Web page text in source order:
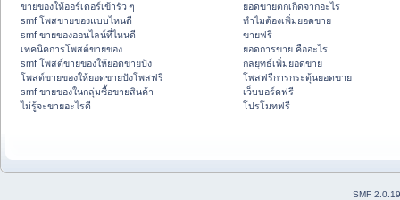
ขายของให้ออร์เดอร์เข้ารัว ๆ
smf โพสขายของแบบไหนดี
smf ขายของออนไลน์ที่ไหนดี
เทคนิคการโพสต์ขายของ
smf โพสต์ขายของให้ยอดขายปัง
โพสต์ขายของให้ยอดขายปังโพสฟรี
smf ขายของในกลุ่มซื้อขายสินค้า
ไม่รู้จะขายอะไรดี
ยอดขายตกเกิดจากอะไร
ทำไมต้องเพิ่มยอดขาย
ขายฟรี
ยอดการขาย คืออะไร
กลยุทธ์เพิ่มยอดขาย
โพสฟรีการกระตุ้นยอดขาย
เว็บบอร์ดฟรี
โปรโมทฟรี
SMF 2.0.19